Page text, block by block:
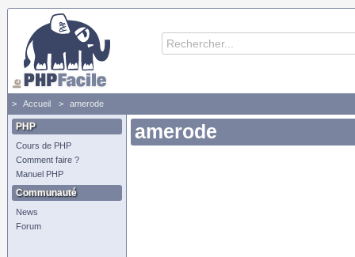
Accueil amerode
PHP
Cours de PHP
Comment faire ?
Manuel PHP
Communauté
News
Forum
amerode